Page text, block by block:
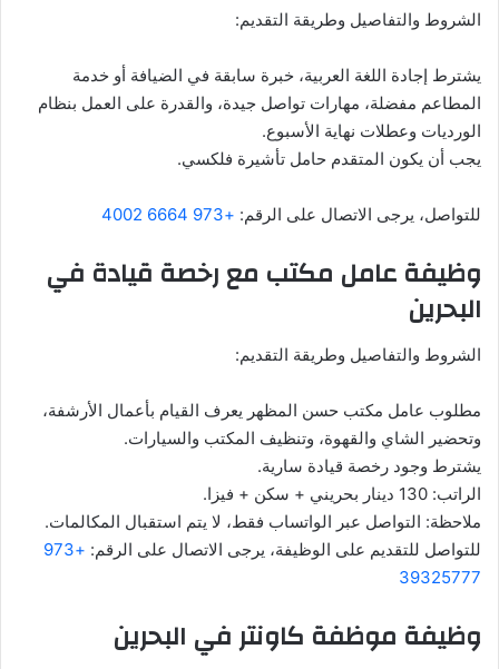
الشروط والتفاصيل وطريقة التقديم:
يشترط إجادة اللغة العربية، خبرة سابقة في الضيافة أو خدمة
المطاعم مفضلة، مهارات تواصل جيدة، والقدرة على العمل بنظام
الورديات وعطلات نهاية الأسبوع.
يجب أن يكون المتقدم حامل تأشيرة فلكسي.
للتواصل، يرجى الاتصال على الرقم: +973 6664 4002
وظيفة عامل مكتب مع رخصة قيادة في
البحرين
الشروط والتفاصيل وطريقة التقديم:
مطلوب عامل مكتب حسن المظهر يعرف القيام بأعمال الأرشفة،
وتحضير الشاي والقهوة، وتنظيف المكتب والسيارات.
يشترط وجود رخصة قيادة سارية.
الراتب: 130 دينار بحريني + سكن + فيزا.
ملاحظة: التواصل عبر الواتساب فقط، لا يتم استقبال المكالمات.
للتواصل للتقديم على الوظيفة، يرجى الاتصال على الرقم:
+973
39325777
وظيفة موظفة كاونتر في البحرين